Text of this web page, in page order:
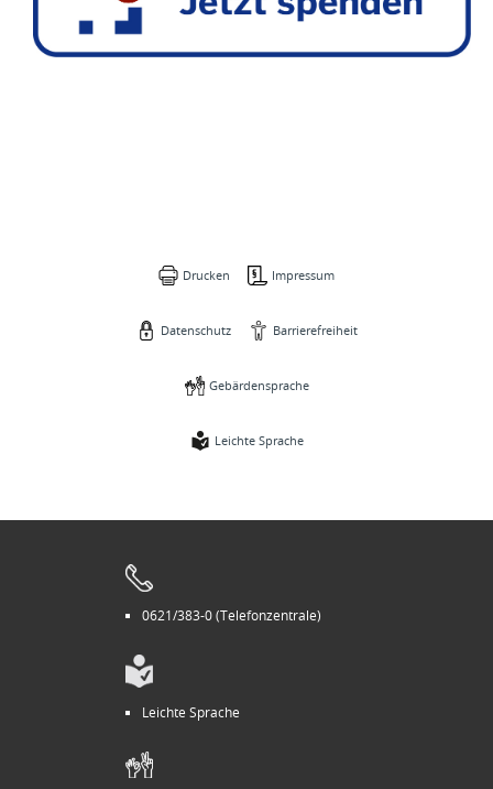
Drucken Impressum
Datenschutz Barrierefreiheit
Gebärdensprache
Leichte Sprache
0621/383-0 (Telefonzentrale)
Leichte Sprache